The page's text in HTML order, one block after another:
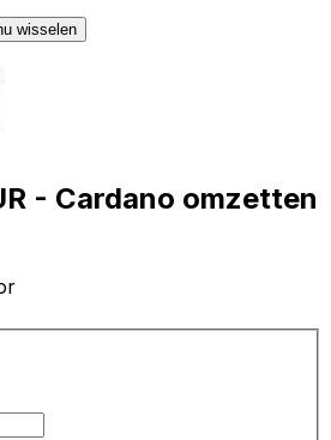
wisselen
- Cardano omzetten